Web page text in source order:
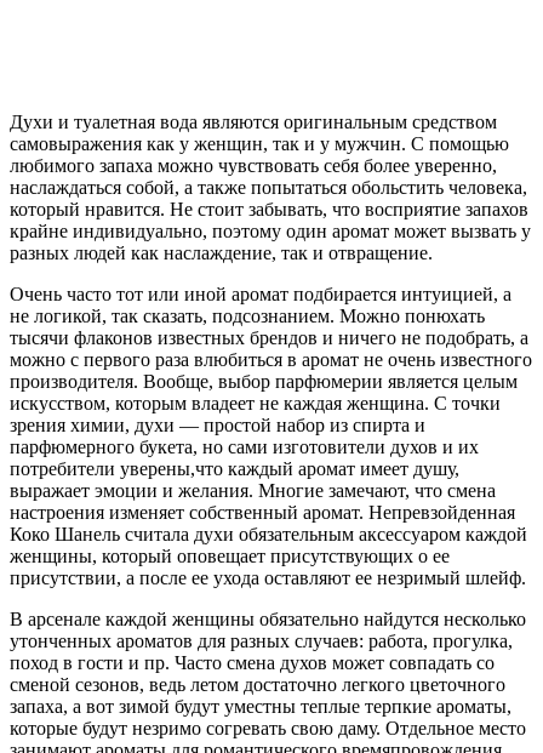
Духи и туалетная вода являются оригинальным средством
самовыражения как у женщин, так и у мужчин. С помощью
любимого запаха можно чувствовать себя более уверенно,
наслаждаться собой, а также попытаться обольстить человека,
который нравится. Не стоит забывать, что восприятие запахов
крайне индивидуально, поэтому один аромат может вызвать у
разных людей как наслаждение, так и отвращение.
Очень часто тот или иной аромат подбирается интуицией, а
не логикой, так сказать, подсознанием. Можно понюхать
тысячи флаконов известных брендов и ничего не подобрать, а
можно с первого раза влюбиться в аромат не очень известного
производителя. Вообще, выбор парфюмерии является целым
искусством, которым владеет не каждая женщина. С точки
зрения химии, духи — простой набор из спирта и
парфюмерного букета, но сами изготовители духов и их
потребители уверены,что каждый аромат имеет душу,
выражает эмоции и желания. Многие замечают, что смена
настроения изменяет собственный аромат. Непревзойденная
Коко Шанель считала духи обязательным аксессуаром каждой
женщины, который оповещает присутствующих о ее
присутствии, а после ее ухода оставляют ее незримый шлейф.
В арсенале каждой женщины обязательно найдутся несколько
утонченных ароматов для разных случаев: работа, прогулка,
поход в гости и пр. Часто смена духов может совпадать со
сменой сезонов, ведь летом достаточно легкого цветочного
запаха, а вот зимой будут уместны теплые терпкие ароматы,
которые будут незримо согревать свою даму. Отдельное место